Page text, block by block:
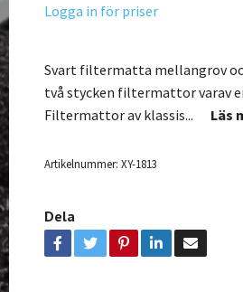
Logga in för priser
Svart filtermatta mellangrov
två stycken filtermattor varav
Filtermattor av klassis...
Läs
Artikelnummer: XY-1813
Dela